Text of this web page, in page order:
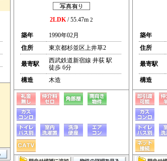
2LDK/ 55.47m 2
築年
1990年02月
住所
東京都杉並区上井草2
最寄駅
西武鉄道新宿線 井荻 駅
徒歩 6分
構造
木造
築年
住所
最寄駅
構造